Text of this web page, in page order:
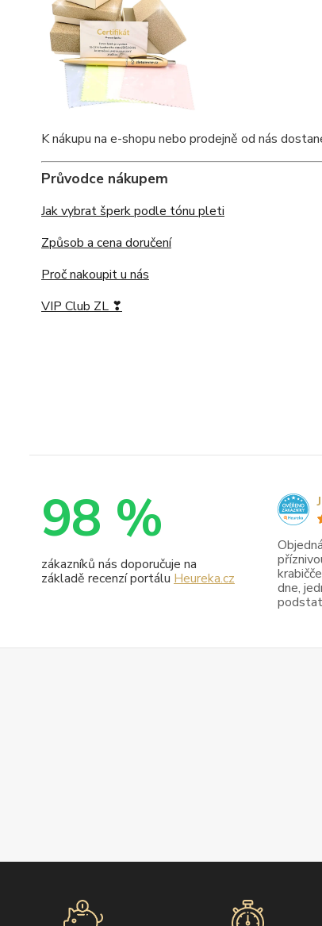
K nákupu na e-shopu nebo prodejně od nás
Průvodce nákupem
Jak vybrat šperk podle tónu pleti
Způsob a cena doručení
Proč nakoupit u nás
VIP Club ZL ❣
98 %
zákazníků nás doporučuje na
základě recenzí portálu Heureka.cz
dne,